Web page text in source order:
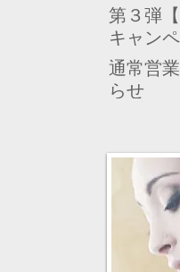
第３弾
キャン
わたし
こと〜
通常営
らせ